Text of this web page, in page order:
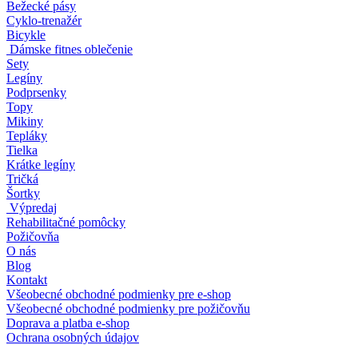
Bežecké pásy
Cyklo-trenažér
Bicykle
Dámske fitnes oblečenie
Sety
Legíny
Podprsenky
Topy
Mikiny
Tepláky
Tielka
Krátke legíny
Tričká
Šortky
Výpredaj
Rehabilitačné pomôcky
Požičovňa
O nás
Blog
Kontakt
Všeobecné obchodné podmienky pre e-shop
Všeobecné obchodné podmienky pre požičovňu
Doprava a platba e-shop
Ochrana osobných údajov